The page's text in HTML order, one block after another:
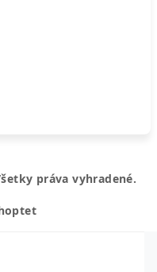
práva vyhradené.